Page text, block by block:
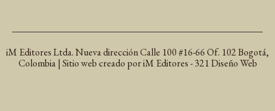
iM Editores Ltda. Nueva dirección Calle 100 #16-66 Of. 102 Bogotá,
Colombia | Sitio web creado por iM Editores - 321 Diseño Web